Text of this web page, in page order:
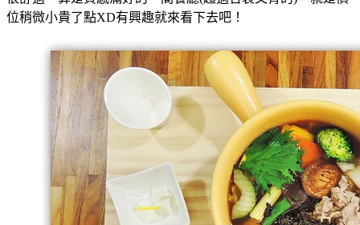
位稍微小貴了點XD有興趣就來看下去吧！